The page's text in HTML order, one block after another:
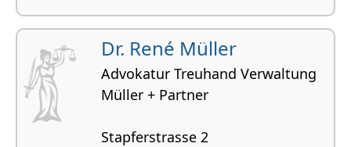
Dr. René Müller
Advokatur Treuhand Verwaltung
Müller + Partner
Stapferstrasse 2